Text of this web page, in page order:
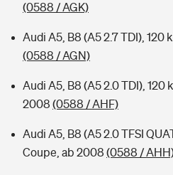
(0588 / AGK)
Audi A5, B8 (A5 2.7 TDI), 120
(0588 / AGN)
Audi A5, B8 (A5 2.0 TDI), 120
2008 (0588 / AHF)
Audi A5, B8 (A5 2.0 TFSI
Coupe, ab 2008 (0588 /